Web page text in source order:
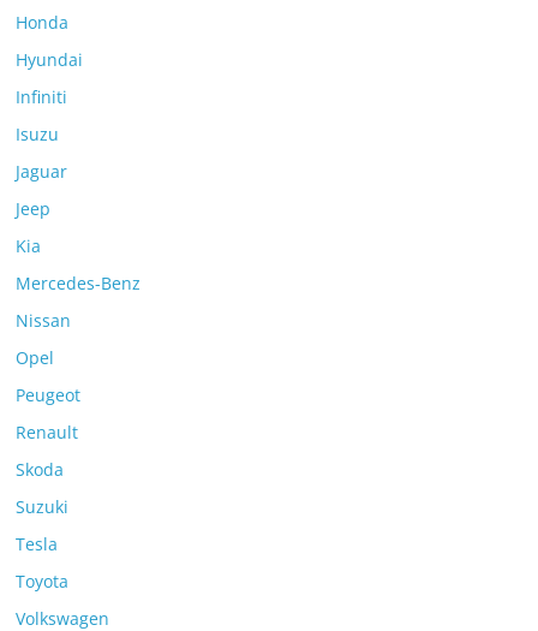
Honda
Hyundai
Infiniti
Isuzu
Jaguar
Jeep
Kia
Mercedes-Benz
Nissan
Opel
Peugeot
Renault
Skoda
Suzuki
Tesla
Toyota
Volkswagen